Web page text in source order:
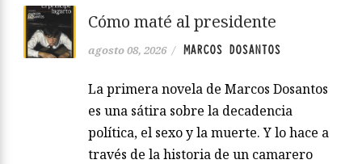
Cómo maté al presidente
agosto 08, 2026 / MARCOS DOSANTOS
La primera novela de Marcos Dosantos
es una sátira sobre la decadencia
política, el sexo y la muerte. Y lo hace a
través de la historia de un camarero